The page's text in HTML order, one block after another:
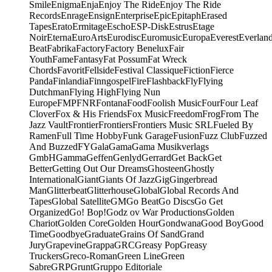
SmileEnigmaEnjaEnjoy The RideEnjoy The Ride
RecordsEnrageEnsignEnterpriseEpicEpitaphErased
TapesEratoErmitageEschoESP-DiskEstrusEtage
NoirEternaEuroArtsEurodiscEuromusicEuropaEverest
BeatFabrikaFactoryFactory BeneluxFair
YouthFameFantasyFat PossumFat Wreck
ChordsFavoritFellsideFestival ClassiqueFictionFierce
PandaFinlandiaFinngospelFireFlashbackFlyFlying
DutchmanFlying HighFlying Nun
EuropeFMPFNRFontanaFoodFoolish MusicFourFour Leaf
CloverFox & His FriendsFox MusicFreedomFrogFrom The
Jazz VaultFrontierFrontiersFrontiers Music SRLFueled By
RamenFull Time HobbyFunk GarageFusionFuzz ClubFuzzed
And BuzzedFYGalaGamaGama Musikverlags
GmbHGammaGeffenGenlydGerrardGet BackGet
BetterGetting Out Our DreamsGhosteenGhostly
InternationalGiantGiants Of JazzGigGingerbread
ManGlitterbeatGlitterhouseGlobalGlobal Records And
TapesGlobal SatelliteGMGo BeatGo DiscsGo Get
OrganizedGo! Bop!Godz ov War ProductionsGolden
ChariotGolden CoreGolden HourGondwanaGood BoyGood
TimeGoodbyeGraduateGrains Of SandGrand
JuryGrapevineGrappaGRCGreasy PopGreasy
TruckersGreco-RomanGreen LineGreen
SabreGRPGruntGruppo Editoriale